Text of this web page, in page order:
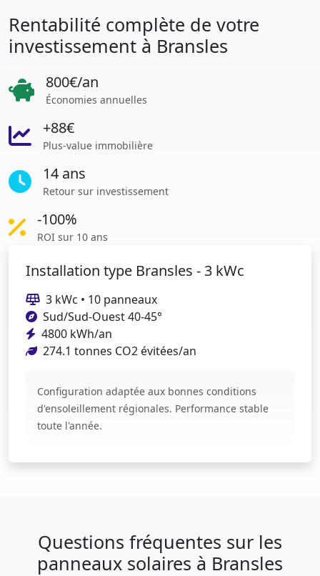
Rentabilité complète de votre
investissement à Bransles
800€/an
Économies annuelles
+88€
Plus-value immobilière
14 ans
Retour sur investissement
-100%
ROI sur 10 ans
Installation type Bransles - 3 kWc
3 kWc • 10 panneaux
Sud/Sud-Ouest 40-45°
4800 kWh/an
274.1 tonnes CO2 évitées/an
Configuration adaptée aux bonnes conditions
d'ensoleillement régionales. Performance stable
toute l'année.
Questions fréquentes sur les
panneaux solaires à Bransles